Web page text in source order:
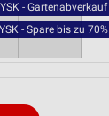
- Gartenabverkauf
- Spare bis zu 70%